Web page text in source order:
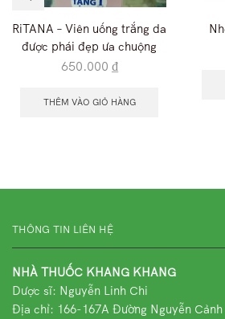
RiTANA – Viên uống trắng da
được phái đẹp ưa chuộng
650.000 ₫
THÊM VÀO GIỎ HÀNG
THÔNG TIN LIÊN HỆ
NHÀ THUỐC KHANG KHANG
Dược sĩ: Nguyễn Linh Chi
Địa chỉ: 166-167A Đường Nguyễn